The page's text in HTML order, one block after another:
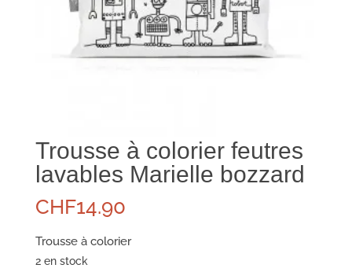
Trousse à colorier feutres
lavables Marielle bozzard
CHF14.90
Trousse à colorier
2 en stock